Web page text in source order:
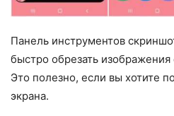
Панель инструментов
быстро обрезать изображения
Это полезно, если вы хотите
экрана.